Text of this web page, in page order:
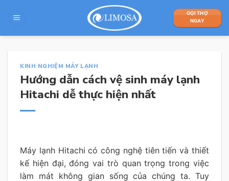
GỌI THỢ
NGAY
KINH NGHIỆM MÁY LẠNH
Hướng dẫn cách vệ sinh máy lạnh
Hitachi dễ thực hiện nhất
Máy lạnh Hitachi có công nghệ tiên tiến và thiết
kế hiện đại, đóng vai trò quan trọng trong việc
làm mát không gian sống của chúng ta. Tuy